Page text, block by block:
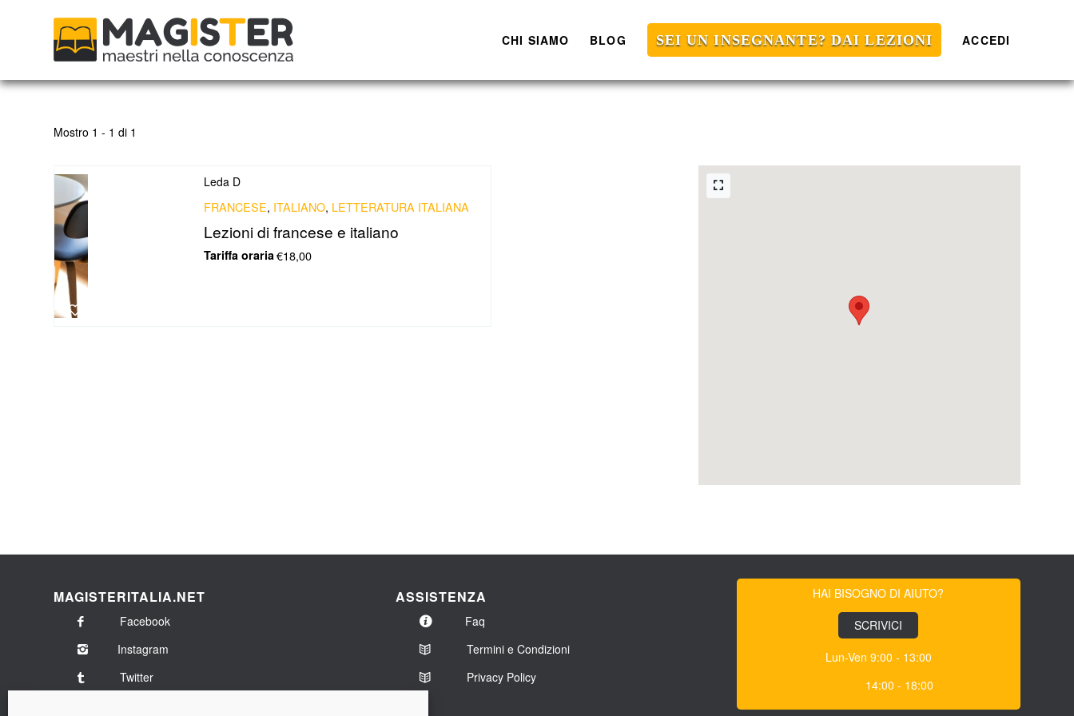
CHI SIAMO BLOG SEI UN INSEGNANTE? DAI LEZIONI ACCEDI
Mostro 1 - 1 di 1
Leda D
FRANCESE, ITALIANO, LETTERATURA ITALIANA
Lezioni di francese e italiano
Tariffa oraria€18,00
MAGISTERITALIA.NET
Facebook
Instagram
Twitter
ASSISTENZA
Faq
Termini e Condizioni
Privacy Policy
HAI BISOGNO DI AIUTO?
SCRIVICI
Lun-Ven 9:00 - 13:00
14:00 - 18:00